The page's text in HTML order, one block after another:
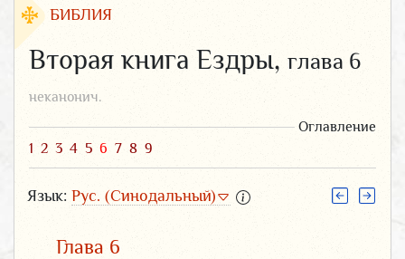
БИБЛИЯ
Вторая книга Ездры, глава 6
неканонич.
Оглавление
1 2 3 4 5 6 7 8 9
Язык: Рус. (Синодальный)
Глава 6